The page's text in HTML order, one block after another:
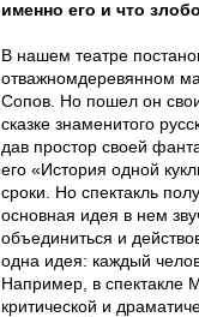
именно его и что
В нашем театре
отважномдеревянном
Сопов. Но пошел он
сказке знаменитого
дав простор своей
его «История одной
сроки. Но спектакль
основная идея в нем
объединиться и
одна идея: каждый
Например, в спектакле
критической и